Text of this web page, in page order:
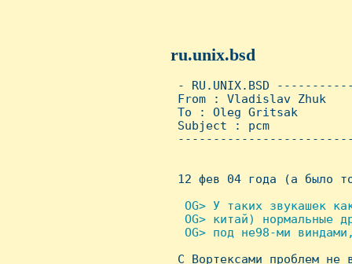
ru.unix.bsd
- RU.UNIX.BSD
From : Vladislav
To : Oleg Gritsak
Subject : pcm
12 фев 04 года (а было
OG> У таких звукашек
OG> китай) нормальные
OG> под не98-ми
С Вортексами проблем не